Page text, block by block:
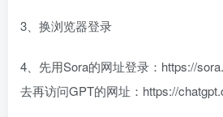
3、换浏览器登录
4、先用Sora的网址登录：https://
去再访问GPT的网址：https://